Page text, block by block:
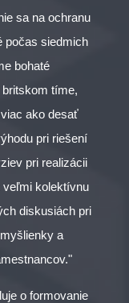
sa na ochranu
počas siedmich
bohaté
tíme,
ako desať
pri riešení
pri realizácii
veľmi kolektívnu
diskusiách pri
a
o formovanie